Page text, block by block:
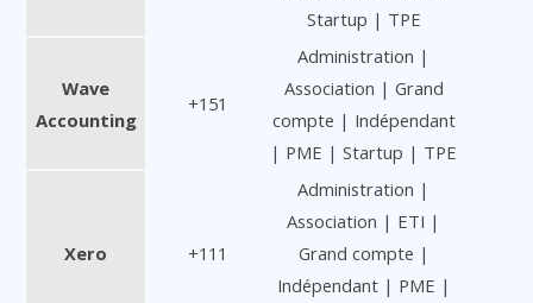
Startup | TPE
Wave
Accounting
+151
Administration |
Association | Grand
compte | Indépendant
| PME | Startup | TPE
Xero +111
Administration |
Association | ETI |
Grand compte |
Indépendant | PME |